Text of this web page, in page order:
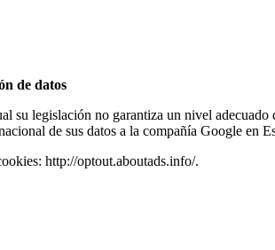
de datos
su legislación no garantiza un nivel
de sus datos a la compañía Google en
http://optout.aboutads.info/.